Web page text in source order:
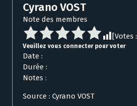
Cyrano VOST
Note des membres
[Votes :
Veuillez vous connecter pour voter
Date :
Durée :
Notes :
Source : Cyrano VOST